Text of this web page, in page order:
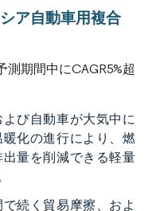
ア自動車用複合
期間中にCAGR5%超
び自動車が大気中に
化の進行により、燃
量を削減できる軽量
続く貿易摩擦、およ